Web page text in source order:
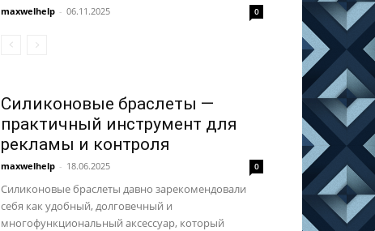
maxwelhelp - 06.11.2025 0
Силиконовые браслеты —
практичный инструмент для
рекламы и контроля
maxwelhelp - 18.06.2025 0
Силиконовые браслеты давно зарекомендовали
себя как удобный, долговечный и
многофункциональный аксессуар, который